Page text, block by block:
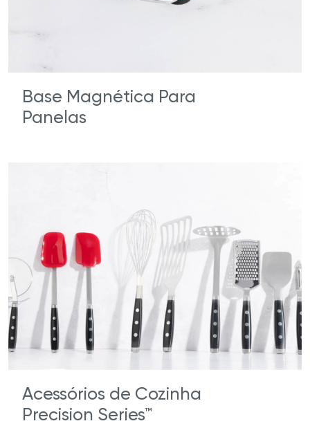
Base Magnética Para
Panelas
Acessórios de Cozinha
Precision Series™